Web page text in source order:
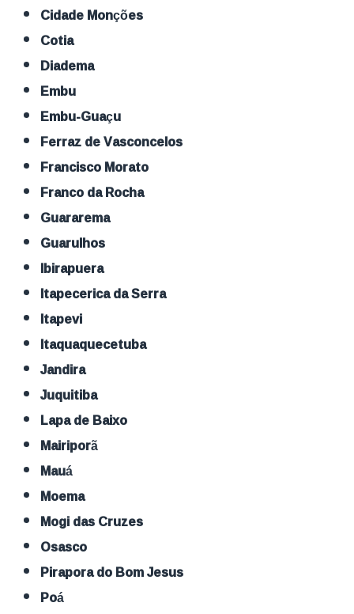
Cidade Monções
Cotia
Diadema
Embu
Embu-Guaçu
Ferraz de Vasconcelos
Francisco Morato
Franco da Rocha
Guararema
Guarulhos
Ibirapuera
Itapecerica da Serra
Itapevi
Itaquaquecetuba
Jandira
Juquitiba
Lapa de Baixo
Mairiporã
Mauá
Moema
Mogi das Cruzes
Osasco
Pirapora do Bom Jesus
Poá